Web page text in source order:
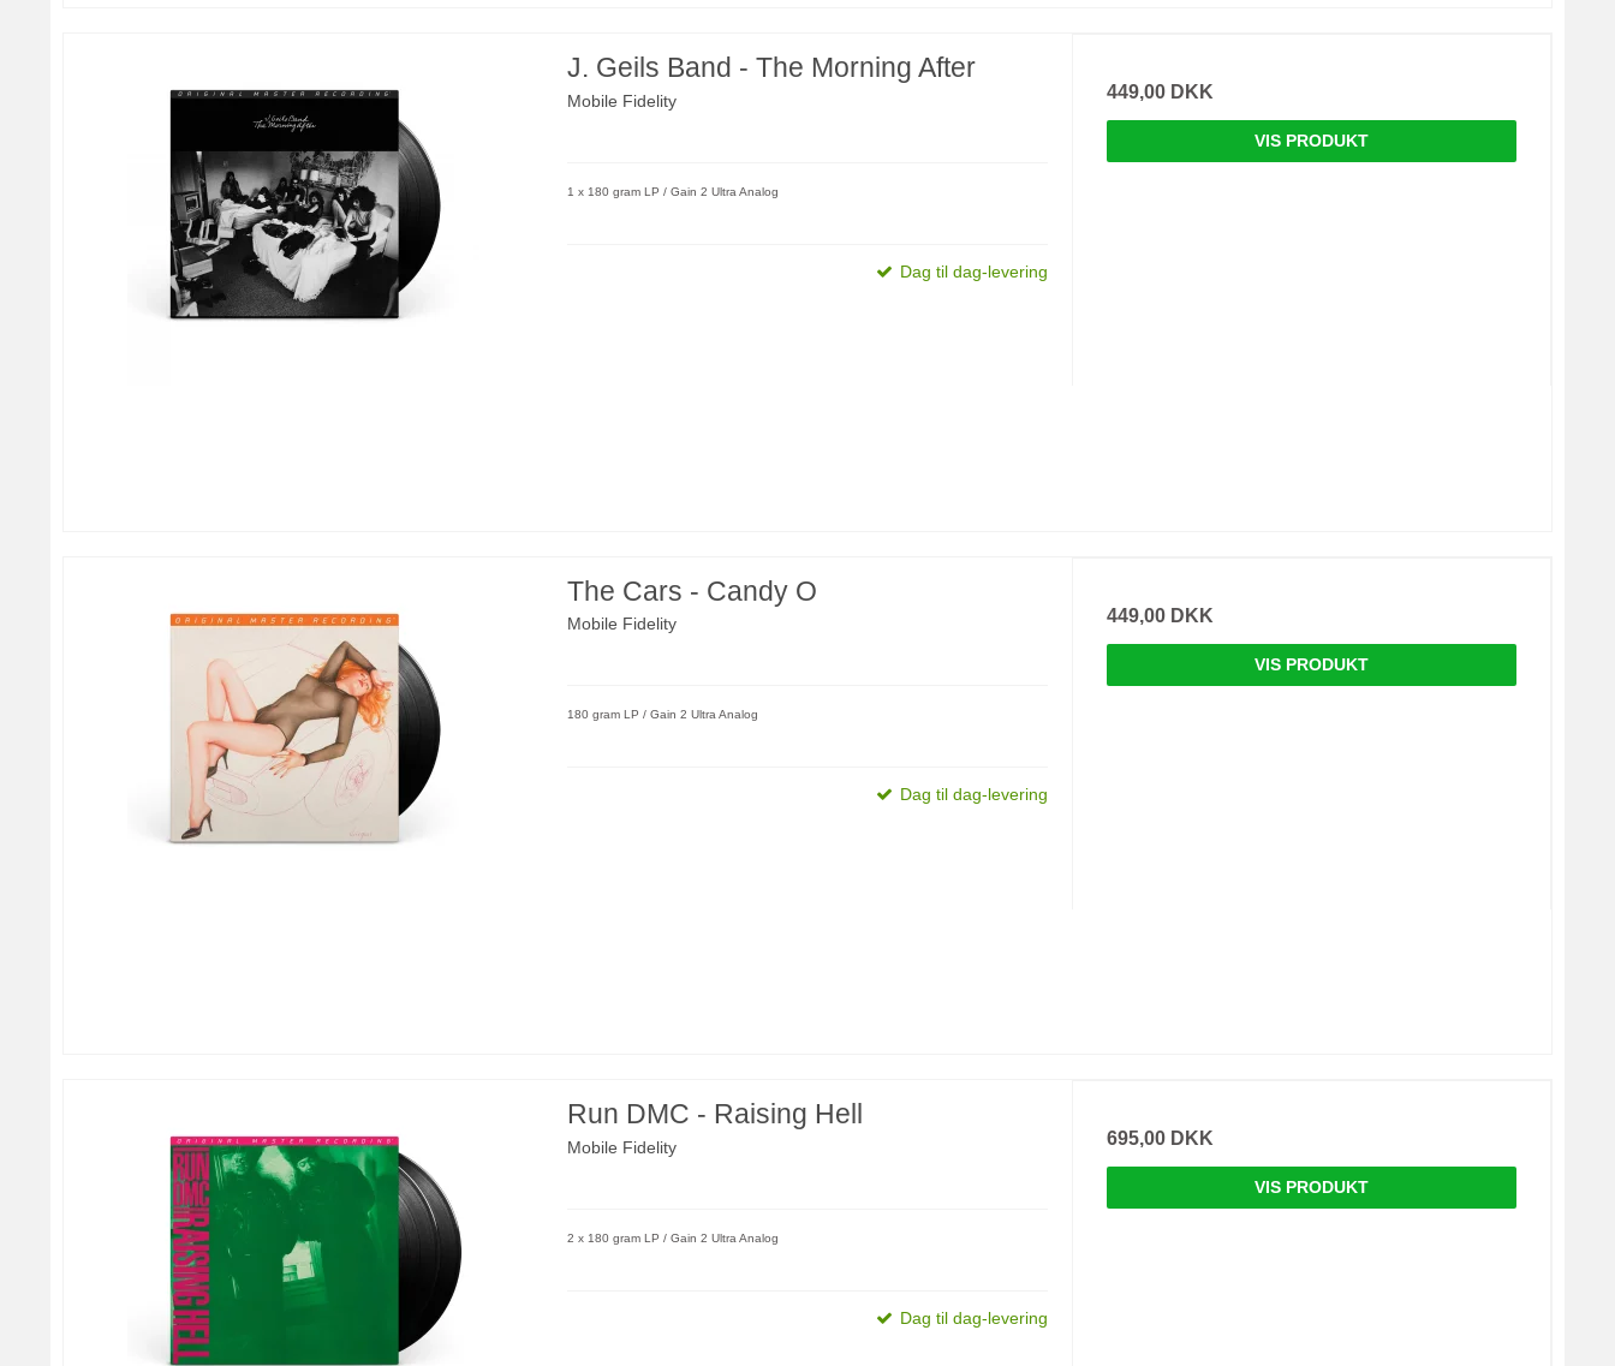
J. Geils Band - The Morning After
Mobile Fidelity
1 x 180 gram LP / Gain 2 Ultra Analog
Dag til dag-levering
449,00 DKK
VIS PRODUKT
The Cars - Candy O
Mobile Fidelity
180 gram LP / Gain 2 Ultra Analog
Dag til dag-levering
449,00 DKK
VIS PRODUKT
Run DMC - Raising Hell
Mobile Fidelity
2 x 180 gram LP / Gain 2 Ultra Analog
Dag til dag-levering
695,00 DKK
VIS PRODUKT